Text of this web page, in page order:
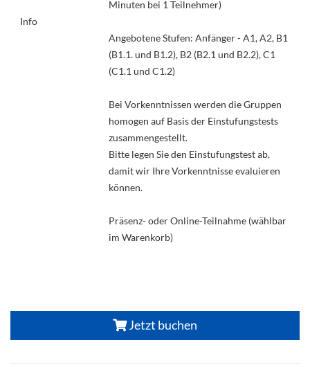
Info
Minuten bei 1 Teilnehmer)
Angebotene Stufen: Anfänger - A1, A2, B1
(B1.1. und B1.2), B2 (B2.1 und B2.2), C1
(C1.1 und C1.2)
Bei Vorkenntnissen werden die Gruppen
homogen auf Basis der Einstufungstests
zusammengestellt.
Bitte legen Sie den Einstufungstest ab,
damit wir Ihre Vorkenntnisse evaluieren
können.
Präsenz- oder Online-Teilnahme (wählbar
im Warenkorb)
Jetzt buchen